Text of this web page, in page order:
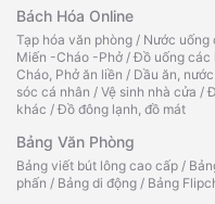
Bách Hóa Online
Tạp hóa văn phòng / Nước uống
Miến -Cháo -Phở /Đồ uống các
Cháo, Phở ăn liền / Dầu ăn,
sóc cá nhân / Vệ sinh nhà cửa /
khác /Đồ đông lạnh, đồ mát
Bảng Văn Phòng
Bảng viết bút lông cao cấp /
phấn / Bảng di động / Bảng